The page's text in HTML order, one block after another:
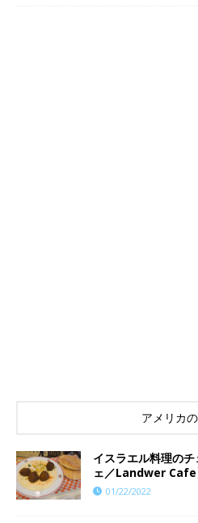
アメリカ
イスラエル料理の
ェ／Landwer Cafe
01/22/2022